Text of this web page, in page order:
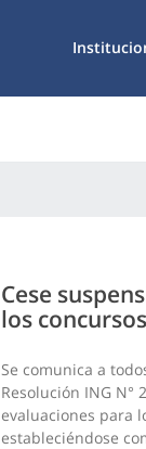
Cese
los
Se comunica a
Resolución ING
evaluaciones para
estableciéndose